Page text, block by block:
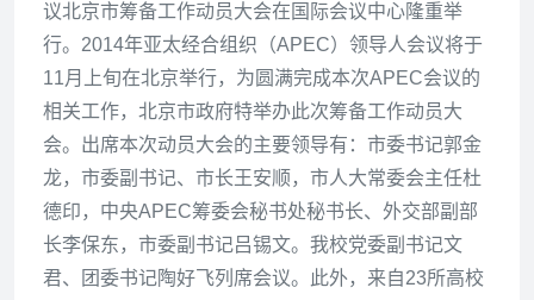
议北京市筹备工作动员大会在国际会议中心隆重举
行。2014年亚太经合组织（APEC）领导人会议将于
11月上旬在北京举行，为圆满完成本次APEC会议的
相关工作，北京市政府特举办此次筹备工作动员大
会。出席本次动员大会的主要领导有：市委书记郭金
龙， 市委副书记、市长王安顺，市人大常委会主任杜
德印，中央APEC筹委会秘书处秘书长、外交部副部
长李保东，市委副书记吕锡文。我校党委副书记文
君、团委书记陶好飞列席会议。
此外，来自23所高校